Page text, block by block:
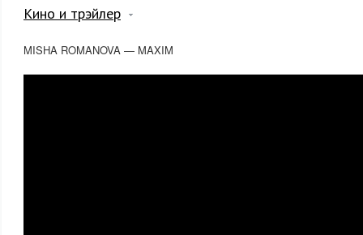
Кино и трэйлер
MISHA ROMANOVA — MAXIM